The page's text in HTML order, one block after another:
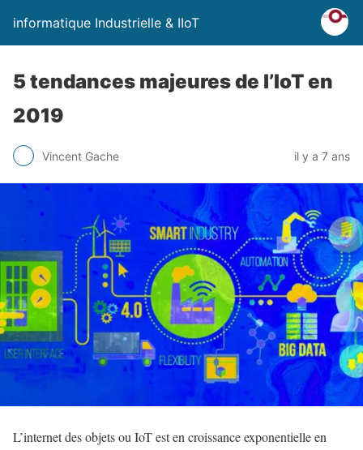
informatique Industrielle & IIoT
5 tendances majeures de l’IoT en
2019
Vincent Gache il y a 7 ans
L’internet des objets ou IoT est en croissance exponentielle en